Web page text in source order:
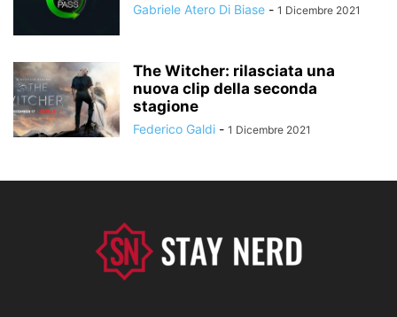
Gabriele Atero Di Biase - 1 Dicembre 2021
The Witcher: rilasciata una
nuova clip della seconda
stagione
Federico Galdi - 1 Dicembre 2021